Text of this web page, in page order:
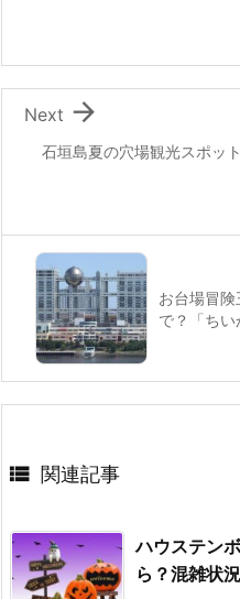
石垣島夏の穴場観光スポッ

Next
お台場冒
で？「ち
 関連記事
ハウステン
ら？混雑状